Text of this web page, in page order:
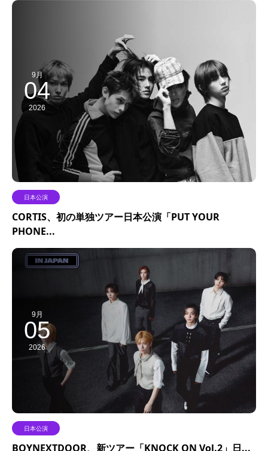
9月
04
2026
日本公演
CORTIS、初の単独ツアー日本公演「PUT YOUR
PHONE...
9月
05
2026
日本公演
BOYNEXTDOOR、新ツアー「KNOCK ON Vol.2」日...